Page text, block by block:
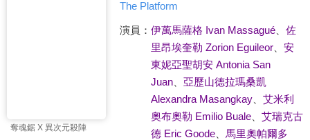
奪魂鋸 X 異次元殺陣
The Platform
演員： 伊萬馬薩格 Ivan Massagué、 佐
里昂埃奎勒 Zorion Eguileor、 安
東妮亞聖胡安 Antonia San
Juan、 亞歷山德拉瑪桑凱
Alexandra Masangkay、 艾米利
奧布奧勒 Emilio Buale、 艾瑞克古
德 Eric Goode、 馬里奧帕爾多